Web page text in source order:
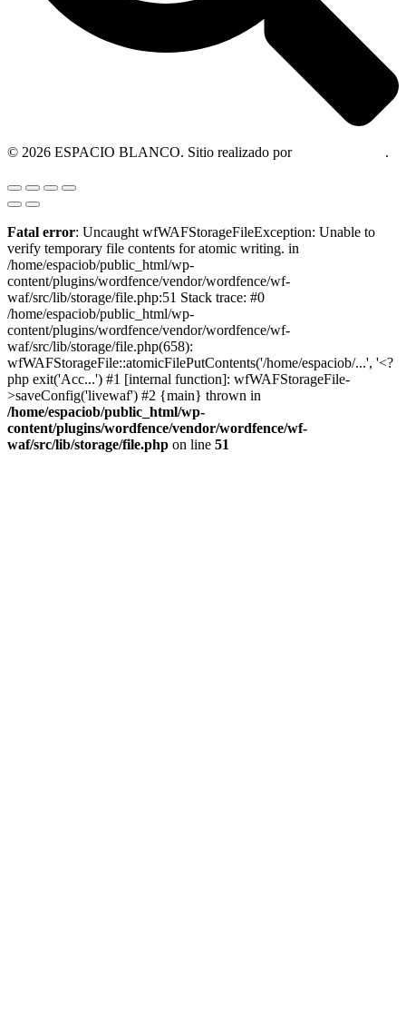
© 2026 ESPACIO BLANCO. Sitio realizado por .
Fatal error: Uncaught wfWAFStorageFileException: Unable to
verify temporary file contents for atomic writing. in
/home/espaciob/public_html/wp-
content/plugins/wordfence/vendor/wordfence/wf-
waf/src/lib/storage/file.php:51 Stack trace: #0
/home/espaciob/public_html/wp-
content/plugins/wordfence/vendor/wordfence/wf-
waf/src/lib/storage/file.php(658):
wfWAFStorageFile::atomicFilePutContents('/home/espaciob/...', '<?
php exit('Acc...') #1 [internal function]: wfWAFStorageFile-
>saveConfig('livewaf') #2 {main} thrown in
/home/espaciob/public_html/wp-
content/plugins/wordfence/vendor/wordfence/wf-
waf/src/lib/storage/file.php on line 51